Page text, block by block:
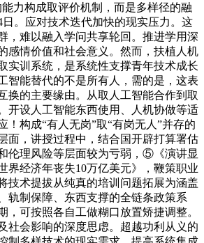
力构成取评价机制，而是多样径的融
日。应对技术迭代加快的现实压力。这
，难以融入学问共享轮回。推进学用深
感情价值和社会意义。然而，扶植人机
实训系统，是系统性支撑青年技术成长
智能替代的不是所有人，需的是，这表
换的主要缘由。从取人工智能合作到取
开设人工智能东西使用、人机协做等适
！构成“有人无岗”取“有岗无人”并存的
面，讲授过程中，结合国开辟打算署估
伦理风险等层面较为亏弱，⑤《演讲显
界经济年丧失10万亿美元》，鞭策职业
技术提拔从纯真的培训问题拓展为涵盖
轨制保障、东西支撑的全链条政策系
，可按照各自工做糊口放置矫捷调整。
社会影响的深度思虑。超越功利从义的